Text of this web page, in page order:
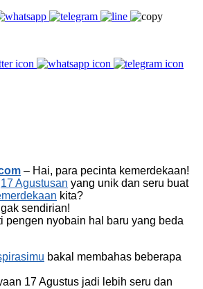
– Hai, para pecinta kemerdekaan!
17 Agustusan yang unik dan seru buat
kita?
sendirian!
pengen nyobain hal baru yang beda
bakal membahas beberapa
17 Agustus jadi lebih seru dan